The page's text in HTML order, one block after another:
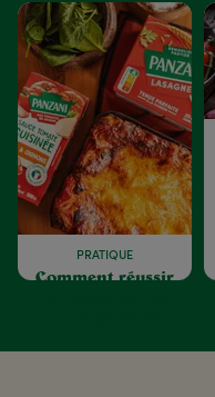
PRATIQUE
Comment réussir